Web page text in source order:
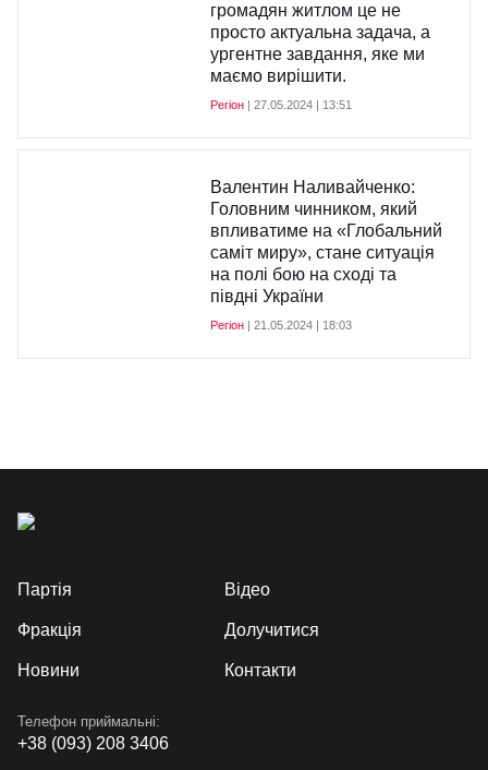
громадян житлом це не
просто актуальна задача, а
ургентне завдання, яке ми
маємо вирішити.
Регіон | 27.05.2024 | 13:51
Валентин Наливайченко:
Головним чинником, який
впливатиме на «Глобальний
саміт миру», стане ситуація
на полі бою на сході та
півдні України
Регіон | 21.05.2024 | 18:03
Партія
Фракція
Новини
Відео
Долучитися
Контакти
Телефон приймальні:
+38 (093) 208 3406